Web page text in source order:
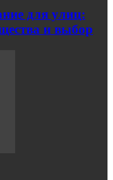
для улиц:
и выбор